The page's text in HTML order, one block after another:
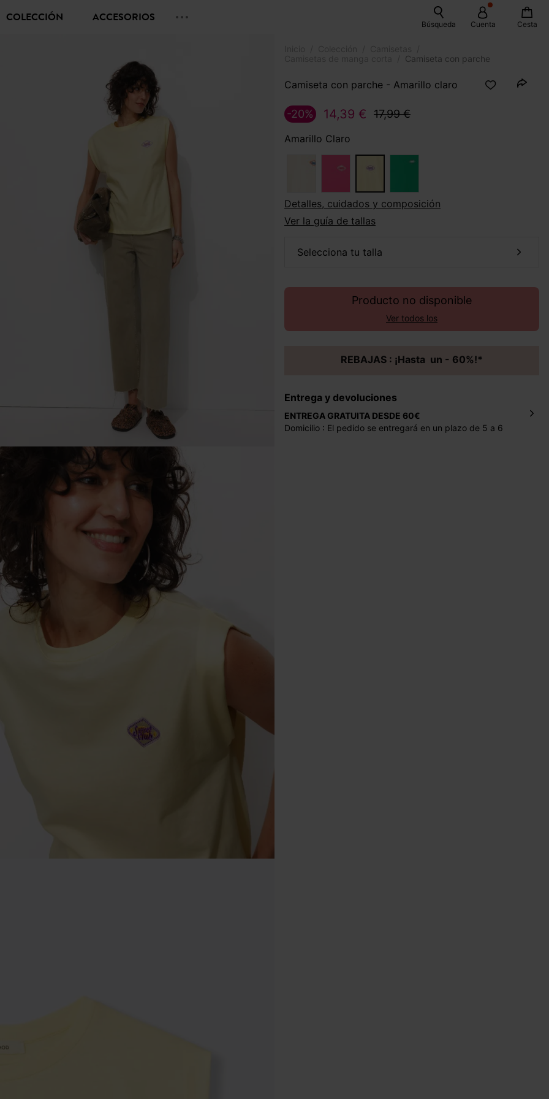
COLECCIÓN ACCESORIOS Búsqueda Cuenta Cesta
Camiseta con parche
Camiseta con parche - Amarillo claro
14,39 € 17,99 €
-20%
Amarillo Claro
Detalles, cuidados y composición
Ver la guía de tallas
selecciona tu talla
Producto no disponible
Ver todos los
REBAJAS : ¡Hasta un - 60%!*
Entrega y devoluciones
ENTREGA GRATUITA DESDE 60€
Domicilio : El pedido se entregará en un plazo de 5 a 6